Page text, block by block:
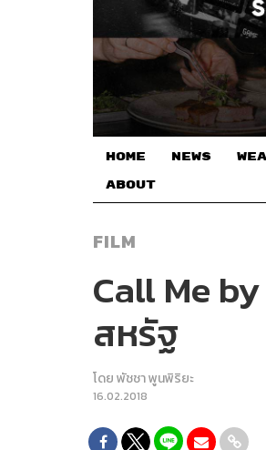
HOME NEWS
ABOUT
FILM
Call Me
สหรัฐ
โดยพัชชา พูนพิริยะ
16.02.2018